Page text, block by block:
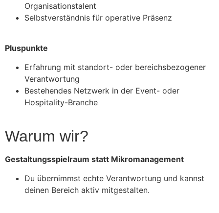
Organisationstalent
Selbstverständnis für operative Präsenz
Pluspunkte
Erfahrung mit standort- oder bereichsbezogener
Verantwortung
Bestehendes Netzwerk in der Event- oder
Hospitality-Branche
Warum wir?
Gestaltungsspielraum statt Mikromanagement
Du übernimmst echte Verantwortung und kannst
deinen Bereich aktiv mitgestalten.